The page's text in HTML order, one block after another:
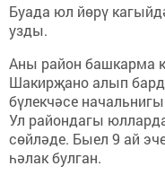
Буада юл йөрү
узды.
Аны район башкарма
Шакирҗано алып
бүлекчәсе
Ул райондагы
сөйләде. Быел 9 ай
һәлак булган.